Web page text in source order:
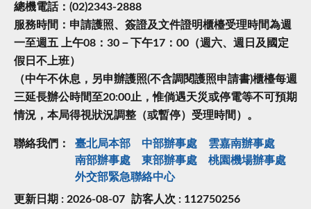
總機電話：(02)2343-2888
服務時間：申請護照、簽證及文件證明櫃檯受理時間為週
一至週五 上午08：30－下午17：00（週六、週日及國定
假日不上班）
（中午不休息，另申辦護照(不含調閱護照申請書)櫃檯每週
三延長辦公時間至20:00止，惟倘遇天災或停電等不可預期
情況，本局得視狀況調整（或暫停）受理時間）。
聯絡我們： 臺北局本部 中部辦事處
雲嘉南辦事處
南部辦事處
東部辦事處
桃園機場辦事處
外交部緊急聯絡中⼼
更新日期 : 2026-08-07 訪客人次 : 112750256